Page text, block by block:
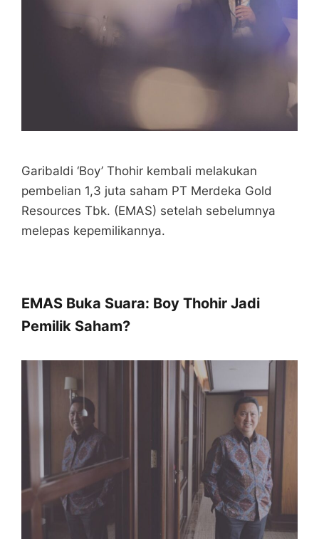
Garibaldi ‘Boy’ Thohir kembali melakukan
pembelian 1,3 juta saham PT Merdeka Gold
Resources Tbk. (EMAS) setelah sebelumnya
melepas kepemilikannya.
EMAS Buka Suara: Boy Thohir Jadi
Pemilik Saham?